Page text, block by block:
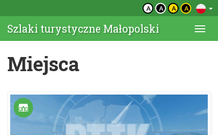
A A A A
Szlaki turystyczne Małopolski
Miejsca